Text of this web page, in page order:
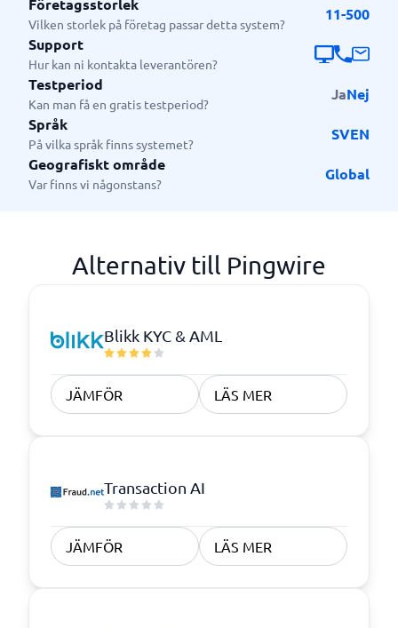
Företagsstorlek
Vilken storlek på företag passar detta system?
11-500
Support
Hur kan ni kontakta leverantören?
Testperiod
Kan man få en gratis testperiod?
JaNej
Språk
På vilka språk finns systemet?
SVEN
Geografiskt område
Var finns vi någonstans?
Global
Alternativ till Pingwire
Blikk KYC & AML
JÄMFÖR LÄS MER
Transaction AI
JÄMFÖR LÄS MER